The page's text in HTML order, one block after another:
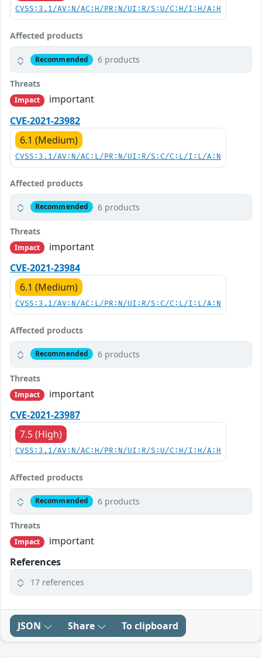
CVSS:3.1/AV:N/AC:H/PR:N/UI:R/S:U/C:H/I:H/A:H
Affected products
Recommended 6 products
Threats
Impact
important
CVE-2021-23982
6.1 (Medium)
CVSS:3.1/AV:N/AC:L/PR:N/UI:R/S:C/C:L/I:L/A:N
Affected products
Recommended 6 products
Threats
Impact
important
CVE-2021-23984
6.1 (Medium)
CVSS:3.1/AV:N/AC:L/PR:N/UI:R/S:C/C:L/I:L/A:N
Affected products
Recommended 6 products
Threats
Impact
important
CVE-2021-23987
7.5 (High)
CVSS:3.1/AV:N/AC:H/PR:N/UI:R/S:U/C:H/I:H/A:H
Affected products
Recommended 6 products
Threats
Impact
important
References
17 references
JSON Share To clipboard